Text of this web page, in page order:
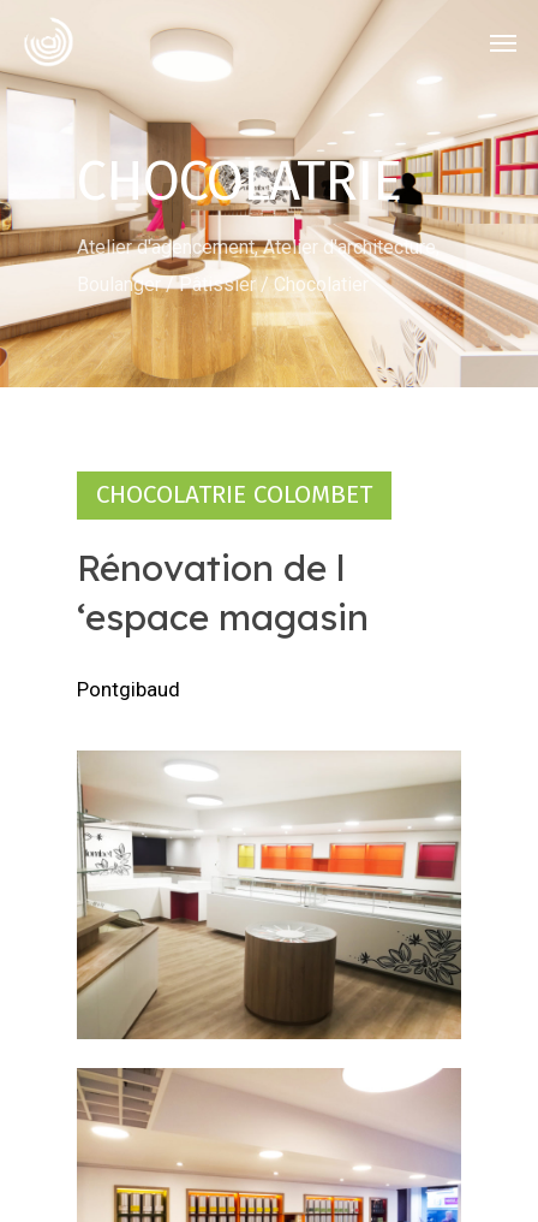
CHOCOLATRIE
Atelier d'agencement,Atelier d'architecture,
Boulanger / Pâtissier / Chocolatier
CHOCOLATRIE COLOMBET
Rénovation de l
‘espace magasin
Pontgibaud